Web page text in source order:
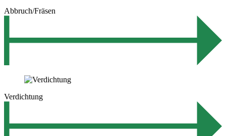
Abbruch/Fräsen
Verdichtung